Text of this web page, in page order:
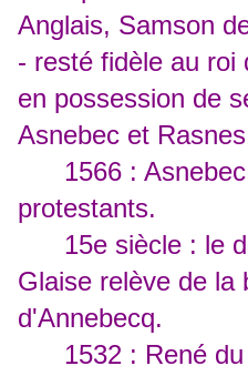
Anglais, Samson
- resté fidèle au roi
en possession de
Asnebec et
1566 : Asnebec
protestants.
15e siècle : le
Glaise relève de la
d'Annebecq.
1532 : René du